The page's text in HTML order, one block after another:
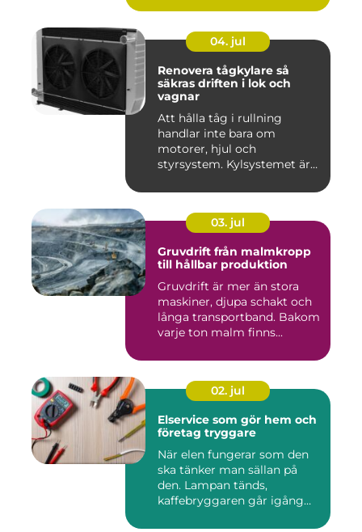
04. jul
Renovera tågkylare så
säkras driften i lok och
vagnar
Att hålla tåg i rullning
handlar inte bara om
motorer, hjul och
styrsystem. Kylsystemet är
03. jul
Gruvdrift från malmkropp
till hållbar produktion
Gruvdrift är mer än stora
maskiner, djupa schakt och
långa transportband. Bakom
varje ton malm finns...
02. jul
Elservice som gör hem och
företag tryggare
När elen fungerar som den
ska tänker man sällan på
den. Lampan tänds,
kaffebryggaren går igång